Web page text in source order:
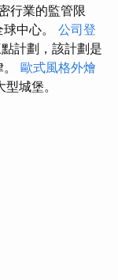
行業的監管限
中心。 公司登
計劃，該計劃是
歐式風格外燴
城堡。